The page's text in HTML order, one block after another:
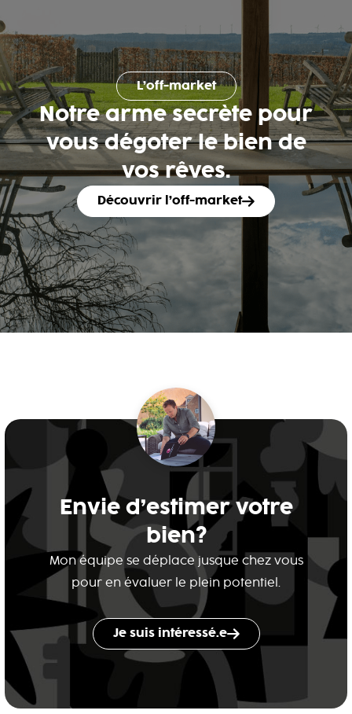
L’off-market
Notre arme secrète pour
vous dégoter le bien de
vos rêves.
Découvrir l’off-market
Envie d’estimer votre
bien?
Mon équipe se déplace jusque chez vous
pour en évaluer le plein potentiel.
Je suis intéressé.e